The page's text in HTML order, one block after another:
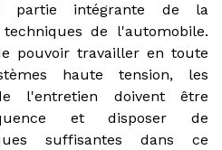
partie intégrante de la
de l'automobile.
pouvoir travailler en toute
haute tension, les
l'entretien doivent être
et disposer de
suffisantes dans ce